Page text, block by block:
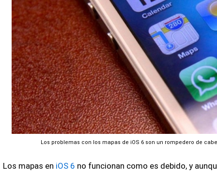
Los problemas con los mapas de iOS 6 son un rompedero de
Los mapas en iOS 6 no funcionan como es debido, y